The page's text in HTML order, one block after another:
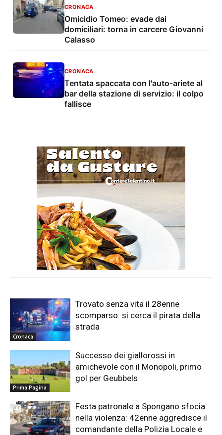
CRONACA
Omicidio Tomeo: evade dai
domiciliari: torna in carcere Giovanni
Calasso
CRONACA
Tentata spaccata con l'auto-ariete al
bar della stazione di servizio: il colpo
fallisce
Cronaca
Trovato senza vita il 28enne
scomparso: si cerca il pirata della
strada
Prima Pagina
Successo dei giallorossi in
amichevole con il Monopoli, primo
gol per Geubbels
Festa patronale a Spongano sfocia
nella violenza: 42enne aggredisce il
comandante della Polizia Locale e